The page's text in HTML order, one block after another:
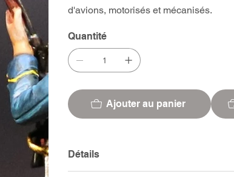
d'avions, motorisés et mécanisés.
Quantité
Ajouter au panier
Détails